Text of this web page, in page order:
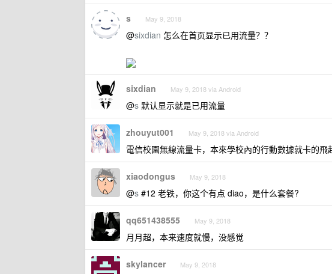
s May 9, 2018
@sixdian 怎么在首页显示已用流量？？
sixdian May 9, 2018 via Android
@s 默认显示就是已用流量
zhouyut001 May 9, 2018 via Android
電信校園無線流量卡，本來學校內的行動數據就卡的
xiaodongus May 9, 2018
@s #12 老铁，你这个有点 diao，是什么套餐?
qq651438555 May 9, 2018
月月超，本来速度就慢，没感觉
skylancer May 9, 2018